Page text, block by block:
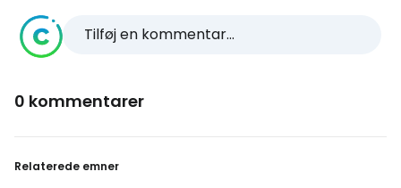
Tilføj en kommentar...
0 kommentarer
Relaterede emner